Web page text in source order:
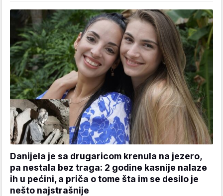
Danijela je sa drugaricom krenula na jezero,
pa nestala bez traga: 2 godine kasnije nalaze
ih u pećini, a priča o tome šta im se desilo je
nešto najstrašnije